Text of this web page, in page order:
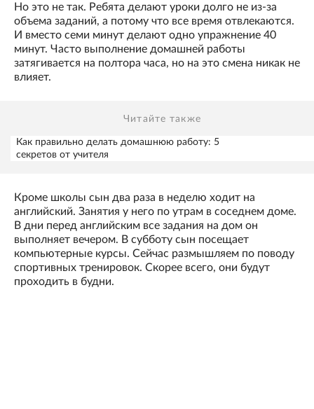
Но это не так. Ребята делают уроки долго не из-за
объема заданий, а потому что все время отвлекаются.
И вместо семи минут делают одно упражнение 40
минут. Часто выполнение домашней работы
затягивается на полтора часа, но на это смена никак не
влияет.
Читайте также
Как правильно делать домашнюю работу: 5
секретов от учителя
Кроме школы сын два раза в неделю ходит на
английский. Занятия у него по утрам в соседнем доме.
В дни перед английским все задания на дом он
выполняет вечером. В субботу сын посещает
компьютерные курсы. Сейчас размышляем по поводу
спортивных тренировок. Скорее всего, они будут
проходить в будни.